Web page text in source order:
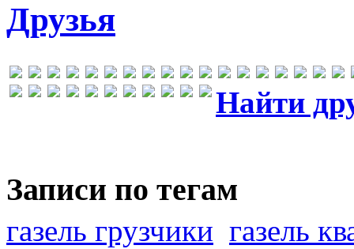
Друзья
Найти
Записи по тегам
газель грузчики газель